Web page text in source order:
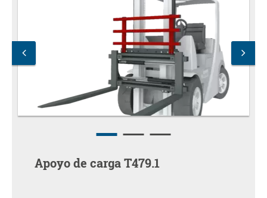
Apoyo de carga T479.1